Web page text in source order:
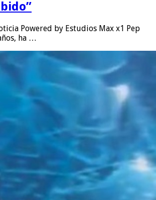
Powered by Estudios Max x1 Pep
ha …